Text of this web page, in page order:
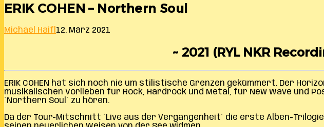
ERIK COHEN – Northern Soul
Michael Haifl 12. März 2021
~ 2021 (RYL NKR
ERIK COHEN hat sich noch nie um stilistische Grenzen gekümmert. Der
musikalischen Vorlieben für Rock, Hardrock und Metal, für New Wave und
´Northern Soul´ zu hören.
Da der Tour-Mitschnitt ´Live aus der Vergangenheit´ die erste Alben-